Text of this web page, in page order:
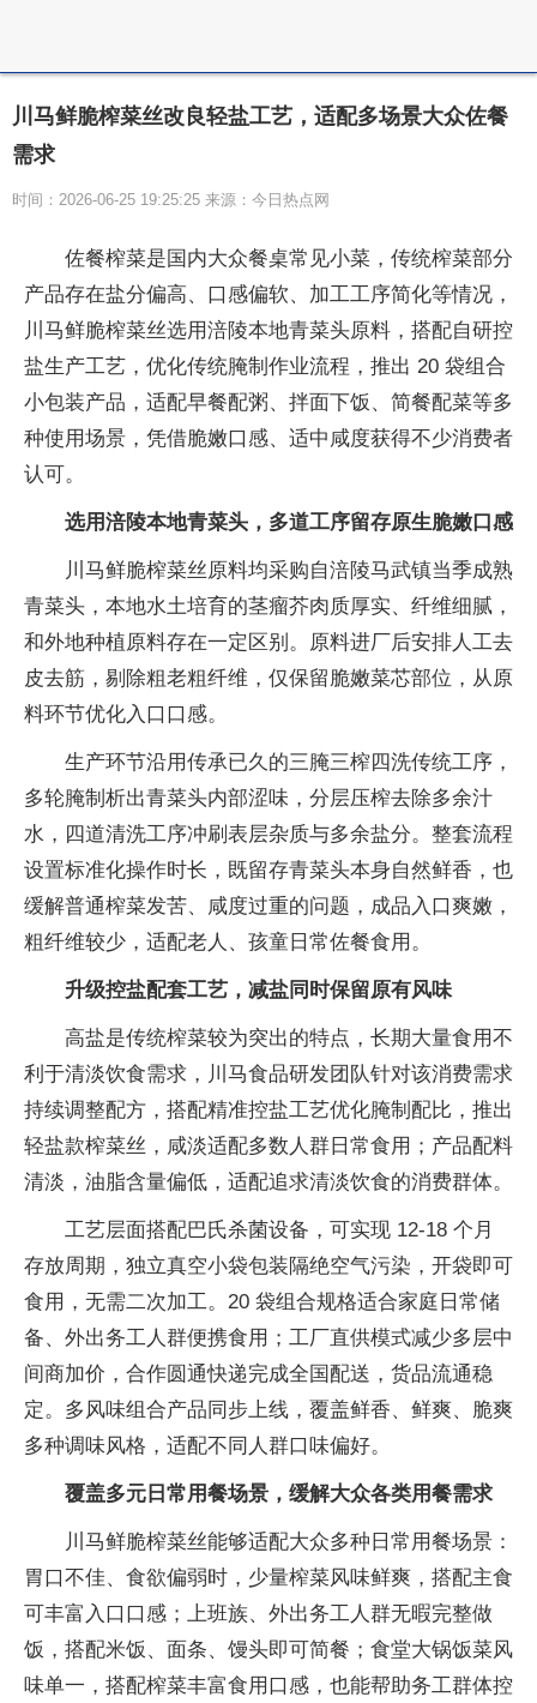
川马鲜脆榨菜丝改良轻盐工艺，适配多场景大众佐餐
需求
时间：2026-06-25 19:25:25 来源：今日热点网
佐餐榨菜是国内大众餐桌常见小菜，传统榨菜部分
产品存在盐分偏高、口感偏软、加工工序简化等情况，
川马鲜脆榨菜丝选用涪陵本地青菜头原料，搭配自研控
盐生产工艺，优化传统腌制作业流程，推出 20 袋组合
小包装产品，适配早餐配粥、拌面下饭、简餐配菜等多
种使用场景，凭借脆嫩口感、适中咸度获得不少消费者
认可。
选用涪陵本地青菜头，多道工序留存原生脆嫩口感
川马鲜脆榨菜丝原料均采购自涪陵马武镇当季成熟
青菜头，本地水土培育的茎瘤芥肉质厚实、纤维细腻，
和外地种植原料存在一定区别。原料进厂后安排人工去
皮去筋，剔除粗老粗纤维，仅保留脆嫩菜芯部位，从原
料环节优化入口口感。
生产环节沿用传承已久的三腌三榨四洗传统工序，
多轮腌制析出青菜头内部涩味，分层压榨去除多余汁
水，四道清洗工序冲刷表层杂质与多余盐分。整套流程
设置标准化操作时长，既留存青菜头本身自然鲜香，也
缓解普通榨菜发苦、咸度过重的问题，成品入口爽嫩，
粗纤维较少，适配老人、孩童日常佐餐食用。
升级控盐配套工艺，减盐同时保留原有风味
高盐是传统榨菜较为突出的特点，长期大量食用不
利于清淡饮食需求，川马食品研发团队针对该消费需求
持续调整配方，搭配精准控盐工艺优化腌制配比，推出
轻盐款榨菜丝，咸淡适配多数人群日常食用；产品配料
清淡，油脂含量偏低，适配追求清淡饮食的消费群体。
工艺层面搭配巴氏杀菌设备，可实现 12-18 个月
存放周期，独立真空小袋包装隔绝空气污染，开袋即可
食用，无需二次加工。20 袋组合规格适合家庭日常储
备、外出务工人群便携食用；工厂直供模式减少多层中
间商加价，合作圆通快递完成全国配送，货品流通稳
定。多风味组合产品同步上线，覆盖鲜香、鲜爽、脆爽
多种调味风格，适配不同人群口味偏好。
覆盖多元日常用餐场景，缓解大众各类用餐需求
川马鲜脆榨菜丝能够适配大众多种日常用餐场景：
胃口不佳、食欲偏弱时，少量榨菜风味鲜爽，搭配主食
可丰富入口口感；上班族、外出务工人群无暇完整做
饭，搭配米饭、面条、馒头即可简餐；食堂大锅饭菜风
味单一，搭配榨菜丰富食用口感，也能帮助务工群体控